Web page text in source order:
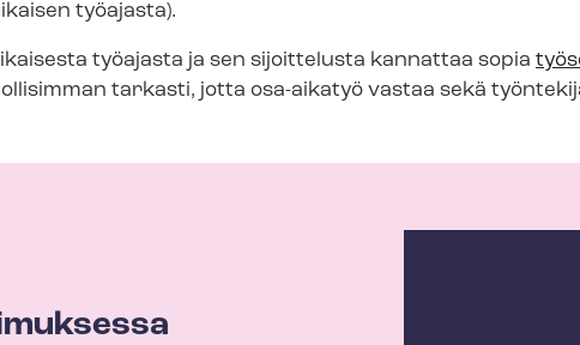
työajasta).
työajasta ja sen sijoittelusta kannattaa sopia
tarkasti, jotta osa-aikatyö vastaa sekä